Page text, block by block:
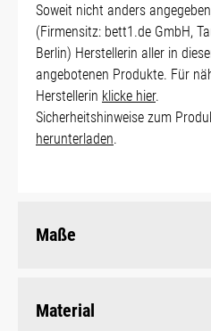
Soweit nicht anders
(Firmensitz: bett1.de GmbH,
Berlin) Herstellerin aller in
angebotenen Produkte. Für
Herstellerin klicke hier.
Sicherheitshinweise zum
herunterladen.
Maße
Material